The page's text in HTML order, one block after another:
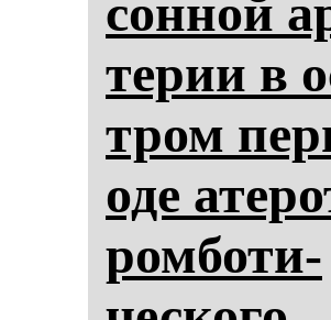
сон­ной
те­рии в
тром
оде
ром­бо­ти­